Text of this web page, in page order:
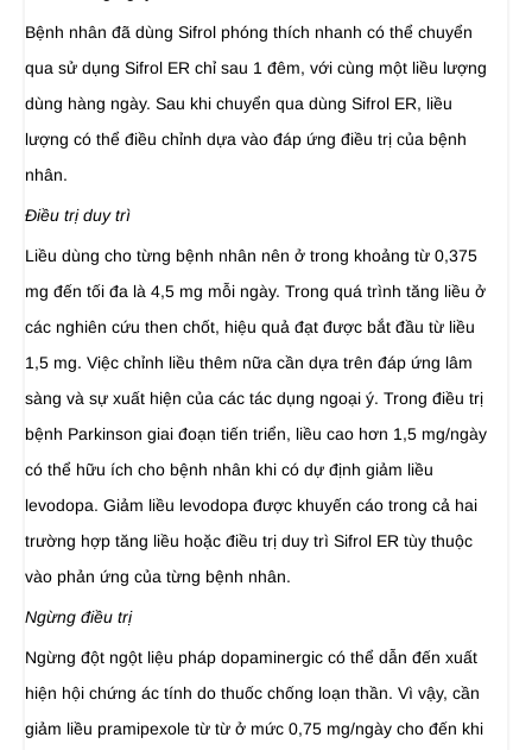
Bệnh nhân đã dùng Sifrol phóng thích nhanh có thể chuyển
qua sử dụng Sifrol ER chỉ sau 1 đêm, với cùng một liều lượng
dùng hàng ngày. Sau khi chuyển qua dùng Sifrol ER, liều
lượng có thể điều chỉnh dựa vào đáp ứng điều trị của bệnh
nhân.
Điều trị duy trì
Liều dùng cho từng bệnh nhân nên ở trong khoảng từ 0,375
mg đến tối đa là 4,5 mg mỗi ngày. Trong quá trình tăng liều ở
các nghiên cứu then chốt, hiệu quả đạt được bắt đầu từ liều
1,5 mg. Việc chỉnh liều thêm nữa cần dựa trên đáp ứng lâm
sàng và sự xuất hiện của các tác dụng ngoại ý. Trong điều trị
bệnh Parkinson giai đoạn tiến triển, liều cao hơn 1,5 mg/ngày
có thể hữu ích cho bệnh nhân khi có dự định giảm liều
levodopa. Giảm liều levodopa được khuyến cáo trong cả hai
trường hợp tăng liều hoặc điều trị duy trì Sifrol ER tùy thuộc
vào phản ứng của từng bệnh nhân.
Ngừng điều trị
Ngừng đột ngột liệu pháp dopaminergic có thể dẫn đến xuất
hiện hội chứng ác tính do thuốc chống loạn thần. Vì vậy, cần
giảm liều pramipexole từ từ ở mức 0,75 mg/ngày cho đến khi